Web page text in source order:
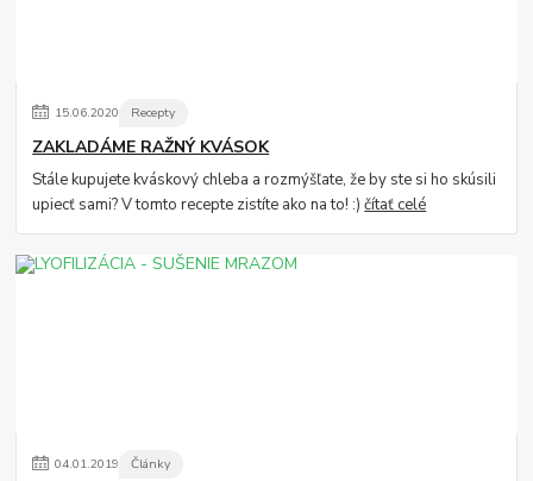
15.06.2020 Recepty
ZAKLADÁME RAŽNÝ KVÁSOK
Stále kupujete kváskový chleba a rozmýšľate, že by ste si ho skúsili
upiecť sami? V tomto recepte zistíte ako na to! :)čítať celé
04.01.2019 Články